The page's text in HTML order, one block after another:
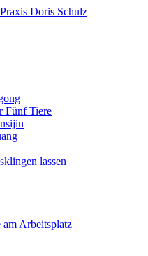
Doris Schulz
Fünf Tiere
lassen
am Arbeitsplatz